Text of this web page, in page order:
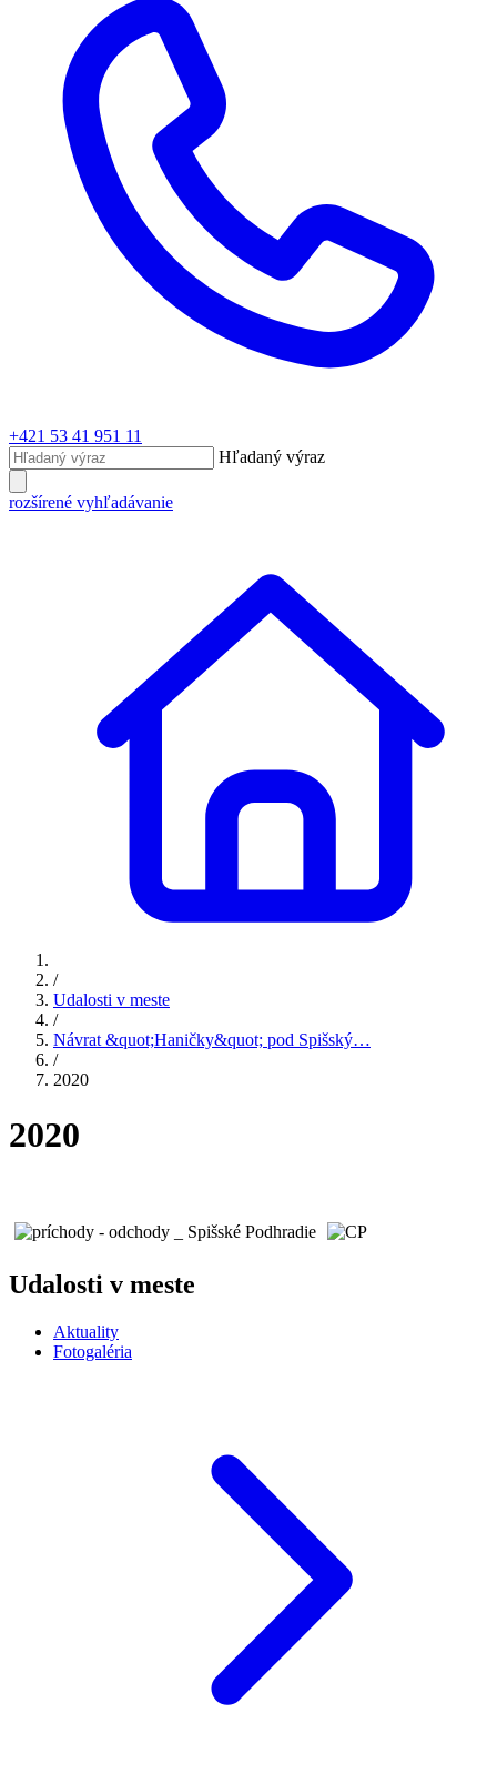
+421 53 41 951 11
Hľadaný výraz
rozšírené vyhľadávanie
/
Udalosti v meste
/
Návrat &quot;Haničky&quot; pod Spišský…
/
2020
2020
Udalosti v meste
Aktuality
Fotogaléria